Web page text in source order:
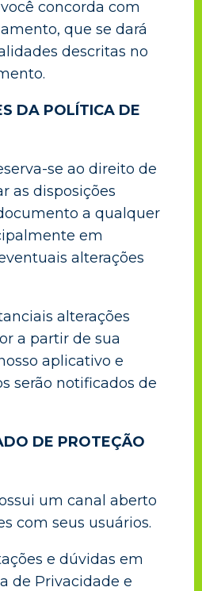
concorda com
que se dará
descritas no
DA POLÍTICA DE
se ao direito de
as disposições
a qualquer
em
alterações
alterações
a partir de sua
aplicativo e
serão notificados de
DE PROTEÇÃO
um canal aberto
com seus usuários.
e dúvidas em
de Privacidade e